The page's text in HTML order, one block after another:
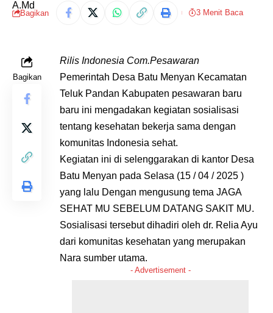
Bagikan 3 Menit Baca
Bagikan
Rilis Indonesia Com.Pesawaran
Pemerintah Desa Batu Menyan Kecamatan
Teluk Pandan Kabupaten pesawaran baru
baru ini mengadakan kegiatan sosialisasi
tentang kesehatan bekerja sama dengan
komunitas Indonesia sehat.
Kegiatan ini di selenggarakan di kantor Desa
Batu Menyan pada Selasa (15 / 04 / 2025 )
yang lalu Dengan mengusung tema JAGA
SEHAT MU SEBELUM DATANG SAKIT MU.
Sosialisasi tersebut dihadiri oleh dr. Relia Ayu
dari komunitas kesehatan yang merupakan
Nara sumber utama.
- Advertisement -